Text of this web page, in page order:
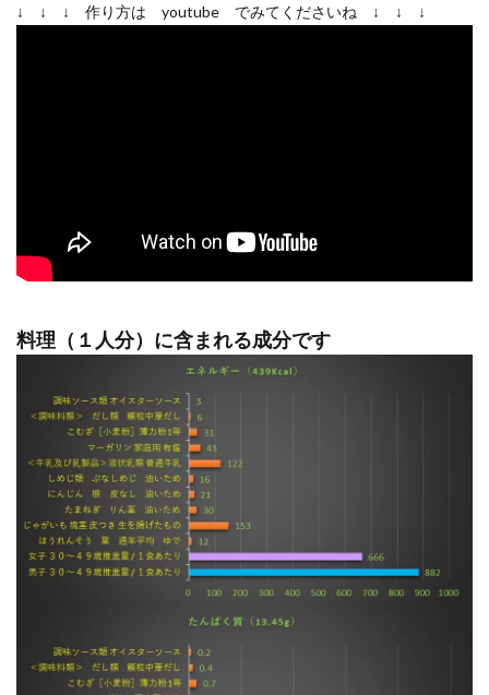
↓ ↓ ↓ 作り方は youtube でみてくださいね ↓ ↓ ↓
料理（１人分）に含まれる成分です